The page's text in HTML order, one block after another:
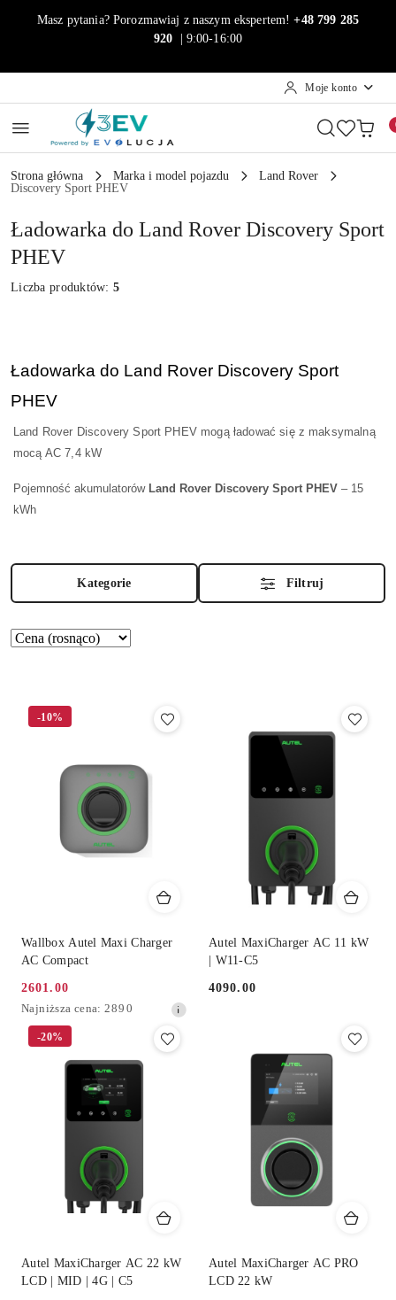
Przejdź do treści głównej
Przejdź do wyszukiwarki
Przejdź do moje konto
Przejdź do menu głównego
Przejdź do stopki
Masz pytania? Porozmawiaj z naszym ekspertem!+48 799 285
920
| 9:00-16:00
Moje konto
Strona główna Marka i model pojazdu
Land Rover
Discovery Sport PHEV
Ładowarka do Land Rover Discovery Sport
PHEV
Liczba produktów:5
Ładowarka do Land Rover Discovery Sport
PHEV
Land Rover Discovery Sport PHEV mogą ładować się z maksymalną
mocą AC 7,4 kW
Pojemność akumulatorów Land Rover Discovery Sport PHEV – 15
kWh
Kategorie Filtruj
Zastosowano
Sortuj
Wallbox Autel Maxi Charger
AC Compact
promocyjna:
2601.00
Najniższa
cena
Najniższa cena: 2890
-10%
Autel MaxiCharger AC 11 kW
| W11-C5
4090.00
Autel MaxiCharger AC 22 kW
LCD | MID | 4G | C5
-20%
Autel MaxiCharger AC PRO
LCD 22 kW